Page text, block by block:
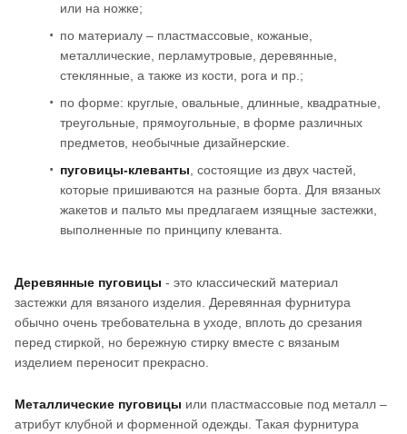
или на ножке;
по материалу – пластмассовые, кожаные,
металлические, перламутровые, деревянные,
стеклянные, а также из кости, рога и пр.;
по форме: круглые, овальные, длинные, квадратные,
треугольные, прямоугольные, в форме различных
предметов, необычные дизайнерские.
пуговицы-клеванты, состоящие из двух частей,
которые пришиваются на разные борта. Для вязаных
жакетов и пальто мы предлагаем изящные застежки,
выполненные по принципу клеванта.
Деревянные пуговицы - это классический материал
застежки для вязаного изделия. Деревянная фурнитура
обычно очень требовательна в уходе, вплоть до срезания
перед стиркой, но бережную стирку вместе с вязаным
изделием переносит прекрасно.
Металлические пуговицы или пластмассовые под металл –
атрибут клубной и форменной одежды. Такая фурнитура